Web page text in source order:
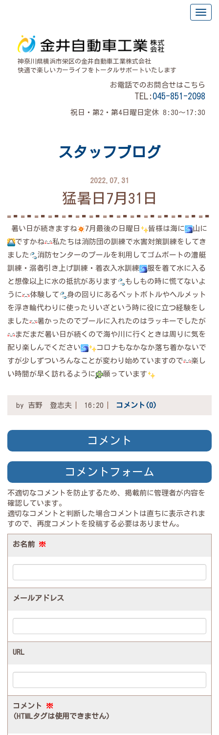
神奈川県横浜市栄区の金井自動車工業株式会社
快適で楽しいカーライフをトータルサポートいたします
お電話でのお問合せはこちら
TEL: 045-851-2098
祝日・第2・第4日曜日定休 8:30～17:30
スタッフブログ
2022.07.31
猛暑日7月31日
暑い日が続きますね 7月最後の日曜日 皆様は海に
山に
ですかね
私たちは消防団の訓練で水害対策訓練をしてき
ました
消防センターのプールを利用してゴムボートの漕艇
訓練・溺者引き上げ訓練・着衣入水訓練
服を着て水に入る
と想像以上に水の抵抗があります
もしもの時に慌てないよ
うに
体験して
身の回りにあるペットボトルやヘルメット
を浮き輪代わりに使ったりいざという時に役に立つ経験をし
ました
暑かったのでプールに入れたのはラッキーでしたが
まだまだ暑い日が続くので海や川に行くときは周りに気を
配り楽しんでください
コロナもなかなか落ち着かないで
すが少しずついろんなことが変わり始めていますので
楽し
い時間が早く訪れるように
願っています
by 吉野 登志夫 16:20 コメント(0)
コメント
コメントフォーム
不適切なコメントを防止するため、掲載前に管理者が内容を
確認しています。
適切なコメントと判断した場合コメントは直ちに表示されま
すので、再度コメントを投稿する必要はありません。
お名前 ※
メールアドレス
URL
コメント ※
(HTMLタグは使用できません)